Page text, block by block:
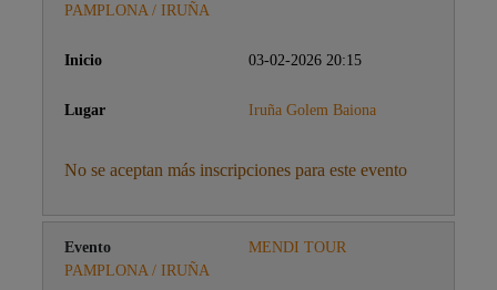
PAMPLONA / IRUÑA
03-02-2026 20:15
Iruña Golem Baiona
No se aceptan más inscripciones para este evento
MENDI TOUR
PAMPLONA / IRUÑA